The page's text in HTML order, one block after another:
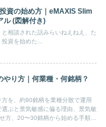
資の始め方｜eMAXIS Slim
ル (図解付き)
相談された話みらいねえねえ、た
資を始めた...
やり方｜何業種・何銘柄？
を、約90銘柄を業種分散で運用
ぶと景気敏感に偏る理由、景気敏
方、20〜30銘柄から始める手順が